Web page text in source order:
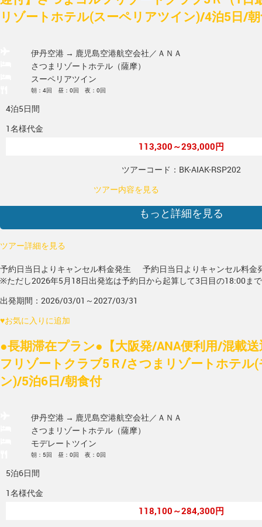
リゾートホテル(スーペリアツイン)/4泊5日/
伊丹空港 → 鹿児島空港航空会社／ＡＮＡ
さつまリゾートホテル（薩摩）
スーペリアツイン
朝：4回 昼：0回 夜：0回
4泊5日間
1名様代金
113,300～293,000円
ツアーコード：BK-AIAK-RSP202
ツアー内容を見る
もっと詳細を見る
ツアー詳細を見る
予約日当日よりキャンセル料金発生
予約日当日よりキャンセル料金
※ただし2026年5月18日出発迄は予約日から起算して3日目の18:00ま
出発期間：2026/03/01～2027/03/31
♥お気に入りに追加
●長期滞在プラン●【大阪発/ANA便利用/混載
フリゾートクラブ5Ｒ/さつまリゾートホテル
ン)/5泊6日/朝食付
伊丹空港 → 鹿児島空港航空会社／ＡＮＡ
さつまリゾートホテル（薩摩）
モデレートツイン
朝：5回 昼：0回 夜：0回
5泊6日間
1名様代金
118,100～284,300円